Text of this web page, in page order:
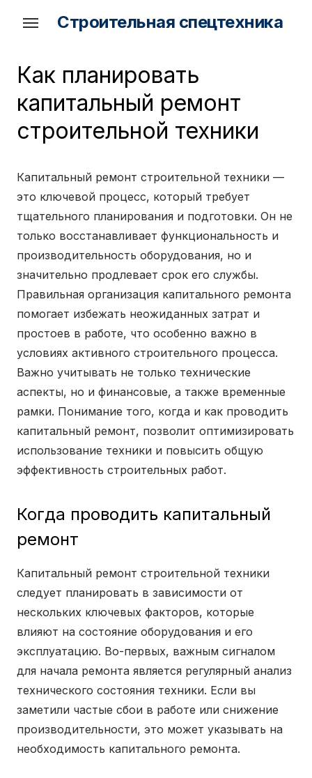
content
Строительная спецтехника
Как планировать
капитальный ремонт
строительной техники
Капитальный ремонт строительной техники —
это ключевой процесс, который требует
тщательного планирования и подготовки. Он не
только восстанавливает функциональность и
производительность оборудования, но и
значительно продлевает срок его службы.
Правильная организация капитального ремонта
помогает избежать неожиданных затрат и
простоев в работе, что особенно важно в
условиях активного строительного процесса.
Важно учитывать не только технические
аспекты, но и финансовые, а также временные
рамки. Понимание того, когда и как проводить
капитальный ремонт, позволит оптимизировать
использование техники и повысить общую
эффективность строительных работ.
Когда проводить капитальный
ремонт
Капитальный ремонт строительной техники
следует планировать в зависимости от
нескольких ключевых факторов, которые
влияют на состояние оборудования и его
эксплуатацию. Во-первых, важным сигналом
для начала ремонта является регулярный анализ
технического состояния техники. Если вы
заметили частые сбои в работе или снижение
производительности, это может указывать на
необходимость капитального ремонта.